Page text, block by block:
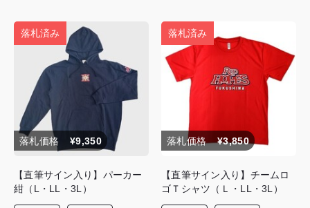
落札済み
落札価格 ¥9,350
【直筆サイン入り】パーカー
紺（L・LL・3L）
落札済み
落札価格 ¥3,850
【直筆サイン入り】チームロ
ゴＴシャツ（Ｌ・LL・3L）